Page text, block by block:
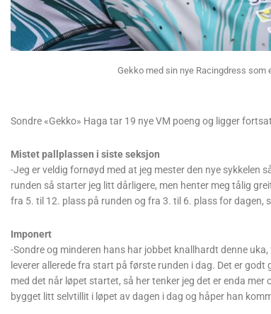
Gekko med sin nye Racingdress som
Sondre «Gekko» Haga tar 19 nye VM poeng og ligger
Mistet pallplassen i siste seksjon
-Jeg er veldig fornøyd med at jeg mester den nye sykkelen
runden så starter jeg litt dårligere, men henter meg tålig
fra 5. til 12. plass på runden og fra 3. til 6. plass for dagen,
Imponert
-Sondre og minderen hans har jobbet knallhardt denne
leverer allerede fra start på første runden i dag. Det er
med det når løpet startet, så her tenker jeg det er enda
bygget litt selvtillit i løpet av dagen i dag og håper han